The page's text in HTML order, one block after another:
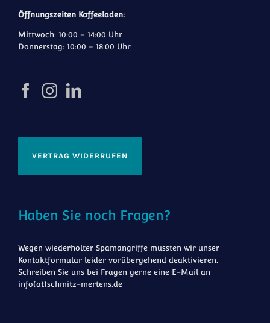
Öffnungszeiten Kaffeeladen:
Mittwoch: 10:00 – 14:00 Uhr
Donnerstag: 10:00 – 18:00 Uhr
VERTRAG WIDERRUFEN
Haben Sie noch Fragen?
Wegen wiederholter Spamangriffe mussten wir unser
Kontaktformular leider vorübergehend deaktivieren.
Schreiben Sie uns bei Fragen gerne eine E-Mail an
info(at)schmitz-mertens.de